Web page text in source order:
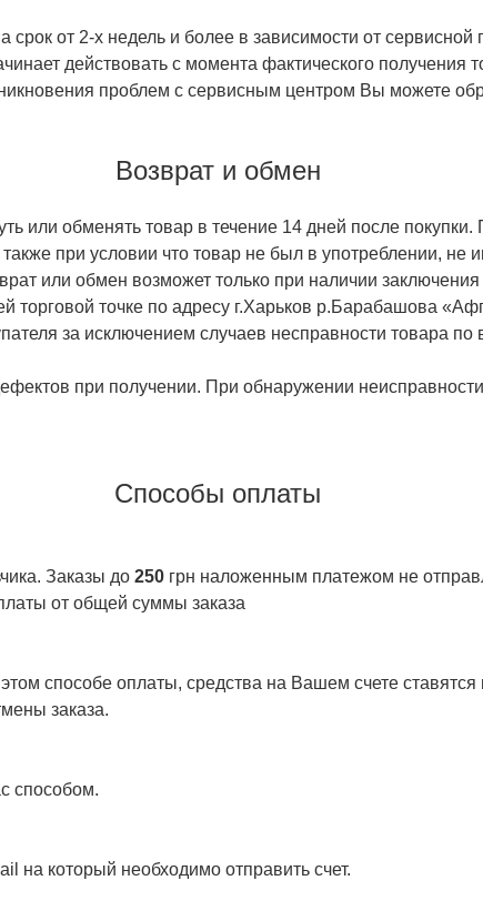
от 2-х недель и более в зависимости от сервисной
действовать с момента фактического
проблем с сервисным центром Вы можете
Возврат и обмен
или обменять товар в течение 14 дней после
при условии что товар не был в употреблении,
или обмен возможет только при наличии
точке по адресу г.Харьков р.Барабашова
за исключением случаев несправности товара по
при получении. При обнаружении
Способы оплаты
Заказы до 250 грн наложенным платежом не
от общей суммы заказа
способе оплаты, средства на Вашем счете ставятся
заказа.
способом.
на который необходимо отправить счет.